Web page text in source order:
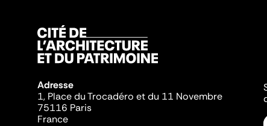
Adresse
1, Place du Trocadéro et du 11 Novembre
75116 Paris
France